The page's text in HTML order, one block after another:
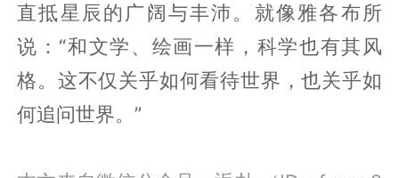
直抵星辰的广阔与丰沛。就像雅各布所
说：“和文学、绘画一样，科学也有其风
格。这不仅关乎如何看待世界，也关乎如
何追问世界。”